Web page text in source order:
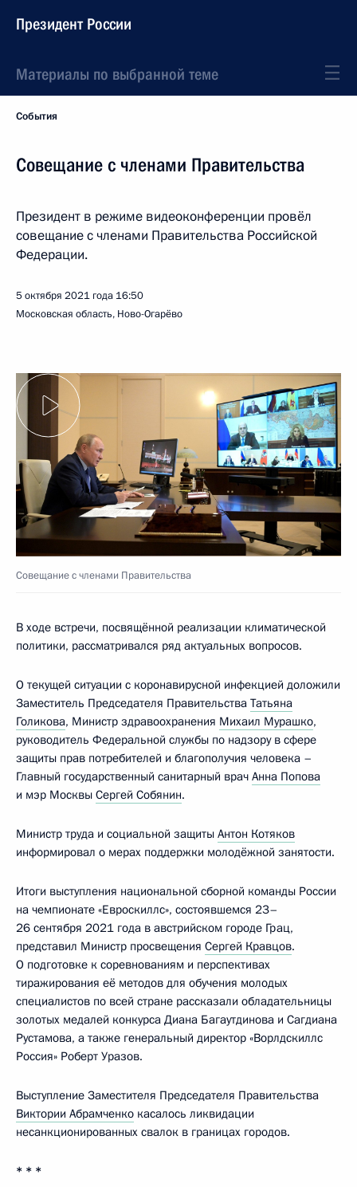
Президент России
Материалы по выбранной теме
События
Совещание с членами Правительства
Президент в режиме видеоконференции провёл
совещание с членами Правительства Российской
Федерации.
5 октября 2021 года 16:50
Московская область, Ново-Огарёво
Совещание с членами Правительства
В ходе встречи, посвящённой реализации климатической
политики, рассматривался ряд актуальных вопросов.
О текущей ситуации с коронавирусной инфекцией доложили
Заместитель Председателя Правительства Татьяна
Голикова, Министр здравоохранения Михаил Мурашко,
руководитель Федеральной службы по надзору в сфере
защиты прав потребителей и благополучия человека –
Главный государственный санитарный врач Анна Попова
и мэр Москвы Сергей Собянин.
Министр труда и социальной защиты Антон Котяков
информировал о мерах поддержки молодёжной занятости.
Итоги выступления национальной сборной команды России
на чемпионате «Евроскиллс», состоявшемся 23–
26 сентября 2021 года в австрийском городе Грац,
представил Министр просвещения Сергей Кравцов.
О подготовке к соревнованиям и перспективах
тиражирования её методов для обучения молодых
специалистов по всей стране рассказали обладательницы
золотых медалей конкурса Диана Багаутдинова и Сагдиана
Рустамова, а также генеральный директор «Ворлдскиллс
Россия» Роберт Уразов.
Выступление Заместителя Председателя Правительства
Виктории Абрамченко касалось ликвидации
несанкционированных свалок в границах городов.
* * *